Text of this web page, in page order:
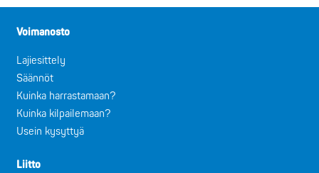
Voimanosto
Lajiesittely
Säännöt
Kuinka harrastamaan?
Kuinka kilpailemaan?
Usein kysyttyä
Liitto